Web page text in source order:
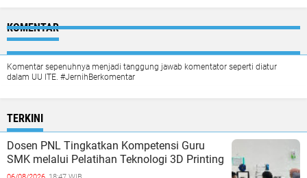
KOMENTAR
Komentar sepenuhnya menjadi tanggung jawab komentator seperti diatur
dalam UU ITE. #JernihBerkomentar
TERKINI
Dosen PNL Tingkatkan Kompetensi Guru
SMK melalui Pelatihan Teknologi 3D Printing